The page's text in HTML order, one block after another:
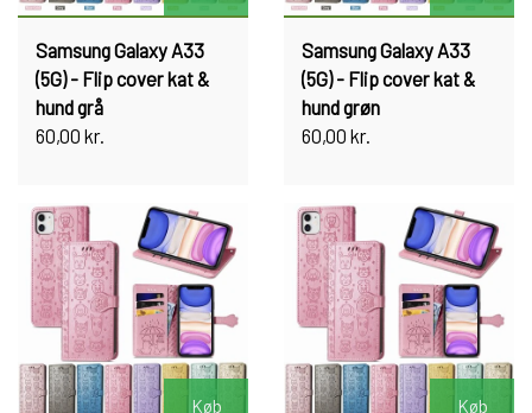
Samsung Galaxy A33
(5G) - Flip cover kat &
hund grå
60,00 kr.
Samsung Galaxy A33
(5G) - Flip cover kat &
hund grøn
60,00 kr.
Køb Køb